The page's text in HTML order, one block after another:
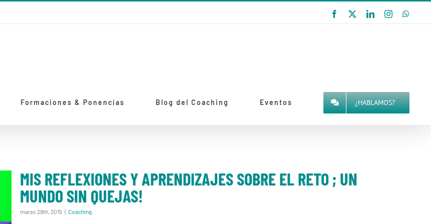
Facebook LinkedInInstagram
Formaciones & Ponencias Blog del Coaching Eventos ¿HABLAMOS?
MIS REFLEXIONES Y APRENDIZAJES SOBRE EL RETO ; UN
MUNDO SIN QUEJAS!
marzo 29th, 2015 | Coaching